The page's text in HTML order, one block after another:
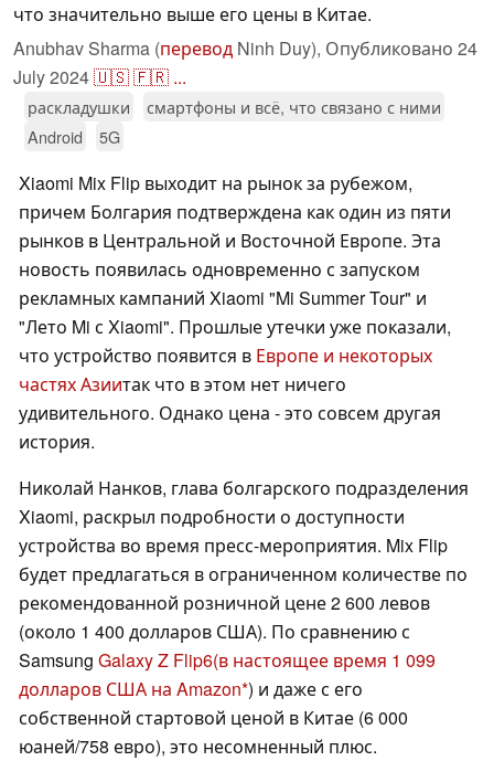
что значительно выше его цены в Китае.
Anubhav Sharma (перевод Ninh Duy), Опубликовано 24
July 2024🇺🇸🇫🇷 ...
раскладушки
смартфоны и всё, что связано с ними
Android
5G
Xiaomi Mix Flip выходит на рынок за рубежом,
причем Болгария подтверждена как один из пяти
рынков в Центральной и Восточной Европе. Эта
новость появилась одновременно с запуском
рекламных кампаний Xiaomi "Mi Summer Tour" и
"Лето Mi с Xiaomi". Прошлые утечки уже показали,
что устройство появится в Европе и некоторых
частях Азиитак что в этом нет ничего
удивительного. Однако цена - это совсем другая
история.
Николай Нанков, глава болгарского подразделения
Xiaomi, раскрыл подробности о доступности
устройства во время пресс-мероприятия. Mix Flip
будет предлагаться в ограниченном количестве по
рекомендованной розничной цене 2 600 левов
(около 1 400 долларов США). По сравнению с
Samsung Galaxy Z Flip6(в настоящее время 1 099
долларов США на Amazon ) и даже с его
собственной стартовой ценой в Китае (6 000
юаней/758 евро), это несомненный плюс.